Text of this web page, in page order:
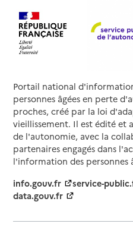
Portail national
personnes âgées en perte
proches, créé par la loi
vieillissement. Il est édité et
de l'autonomie, avec la
partenaires engagés dans
l'information des personnes
info.gouv.fr
service-
data.gouv.fr